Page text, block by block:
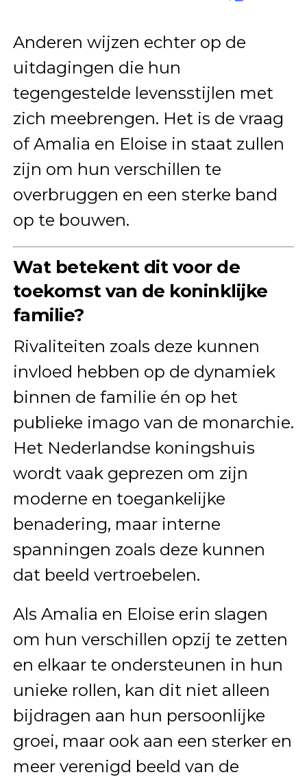
Anderen wijzen echter op de
uitdagingen die hun
tegengestelde levensstijlen met
zich meebrengen. Het is de vraag
of Amalia en Eloise in staat zullen
zijn om hun verschillen te
overbruggen en een sterke band
op te bouwen.
Wat betekent dit voor de
toekomst van de koninklijke
familie?
Rivaliteiten zoals deze kunnen
invloed hebben op de dynamiek
binnen de familie én op het
publieke imago van de monarchie.
Het Nederlandse koningshuis
wordt vaak geprezen om zijn
moderne en toegankelijke
benadering, maar interne
spanningen zoals deze kunnen
dat beeld vertroebelen.
Als Amalia en Eloise erin slagen
om hun verschillen opzij te zetten
en elkaar te ondersteunen in hun
unieke rollen, kan dit niet alleen
bijdragen aan hun persoonlijke
groei, maar ook aan een sterker en
meer verenigd beeld van de